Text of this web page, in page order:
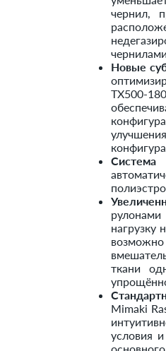
чернил,
Новые
TX500-
Система
нагрузку
ткани
Mimaki
условия